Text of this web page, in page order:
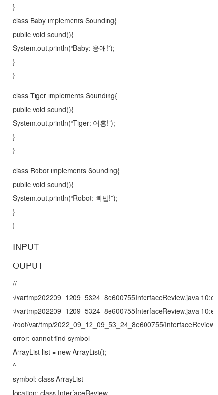
}
class Baby implements Sounding{
public void sound(){
System.out.println(“Baby: 응애!”);
}
}
class Tiger implements Sounding{
public void sound(){
System.out.println(“Tiger: 어흥!”);
}
}
class Robot implements Sounding{
public void sound(){
System.out.println(“Robot: 삐빕!”);
}
}
INPUT
OUPUT
//
/root/var/tmp/2022_09_12_09_53_24_8e600755/
error: cannot find symbol
ArrayList list = new ArrayList();
^
symbol: class ArrayList
location: class InterfaceReview